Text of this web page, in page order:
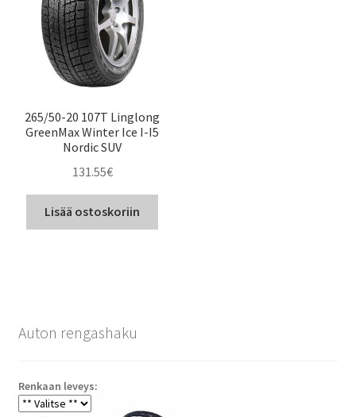
265/50-20 107T Linglong
GreenMax Winter Ice I-I5
Nordic SUV
131.55€
Lisää ostoskoriin
Auton rengashaku
Renkaan leveys: